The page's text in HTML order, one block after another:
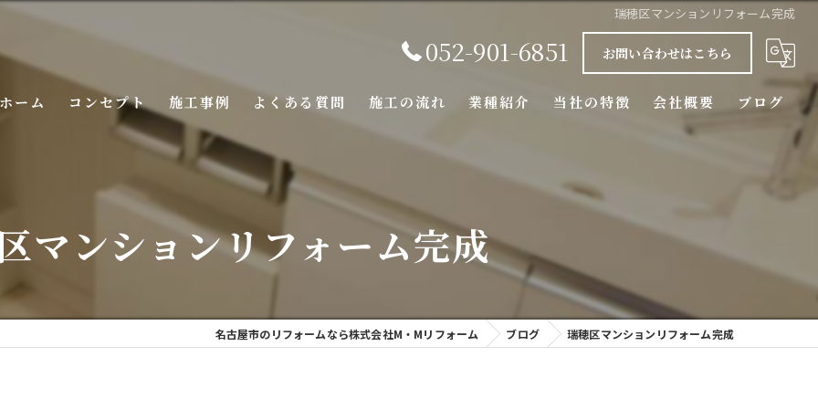
瑞穂区マンションリフォーム完成
052-901-6851 お問い合わせはこちら
ホーム コンセプト 施工事例 よくある質問 施工の流れ 業種紹介 当社の特徴
エクステリア
内装
外壁塗装
会社概要 ブログ
マンションリフォーム完成
名古屋市のリフォームなら株式会社M・Mリフォーム ブログ 瑞穂区マンションリフォーム完成